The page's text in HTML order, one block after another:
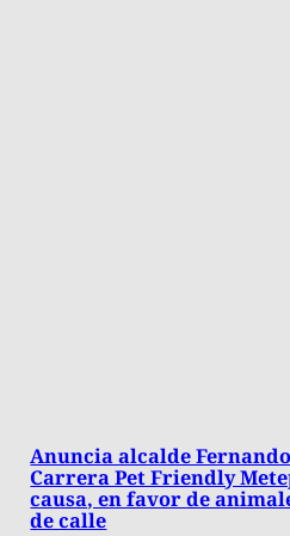
Anuncia alcalde
Carrera Pet Friendly
causa, en favor de
de calle